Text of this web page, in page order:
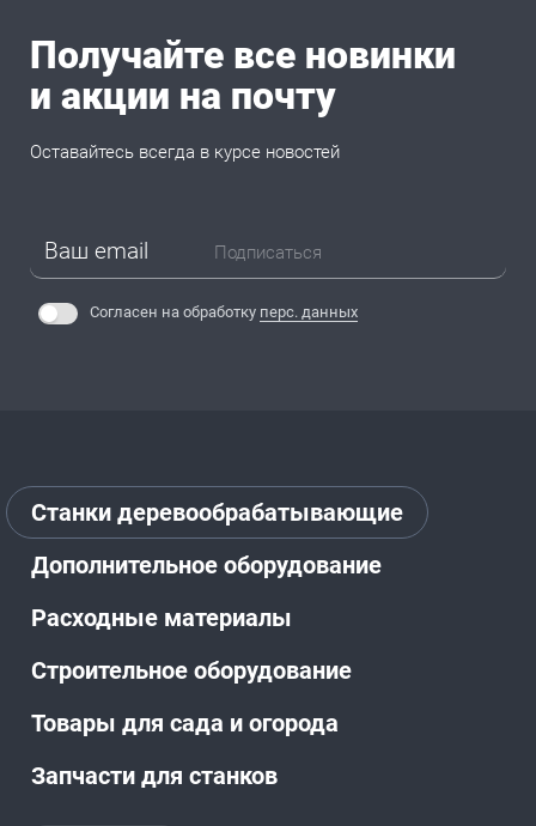
Станки деревообрабатывающие
Дополнительное оборудование
Расходные материалы
Строительное оборудование
Товары для сада и огорода
Запчасти для станков
Получайте все новинки
и акции на почту
Оставайтесь всегда в курсе новостей
Подписаться
Согласен на обработку перс. данных